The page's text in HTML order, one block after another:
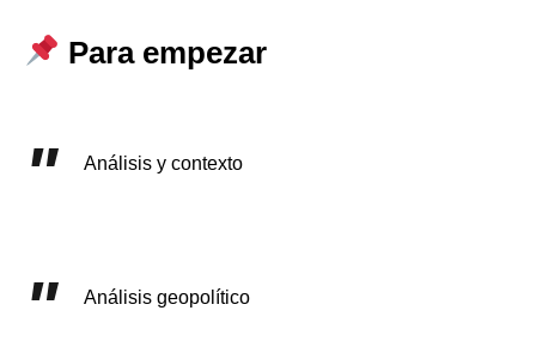
Para empezar
Análisis y contexto
Análisis geopolítico